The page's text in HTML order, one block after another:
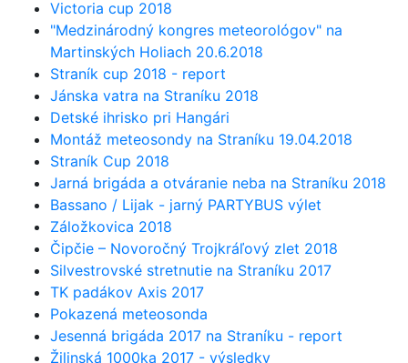
Victoria cup 2018
"Medzinárodný kongres meteorológov" na
Martinských Holiach 20.6.2018
Straník cup 2018 - report
Jánska vatra na Straníku 2018
Detské ihrisko pri Hangári
Montáž meteosondy na Straníku 19.04.2018
Straník Cup 2018
Jarná brigáda a otváranie neba na Straníku 2018
Bassano / Lijak - jarný PARTYBUS výlet
Záložkovica 2018
Čipčie – Novoročný Trojkráľový zlet 2018
Silvestrovské stretnutie na Straníku 2017
TK padákov Axis 2017
Pokazená meteosonda
Jesenná brigáda 2017 na Straníku - report
Žilinská 1000ka 2017 - výsledky